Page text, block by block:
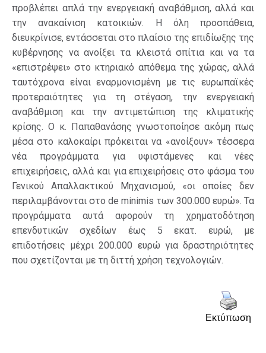
προβλέπει απλά την ενεργειακή αναβάθμιση, αλλά και
την ανακαίνιση κατοικιών. Η όλη προσπάθεια,
διευκρίνισε, εντάσσεται στο πλαίσιο της επιδίωξης της
κυβέρνησης να ανοίξει τα κλειστά σπίτια και να τα
«επιστρέψει» στο κτηριακό απόθεμα της χώρας, αλλά
ταυτόχρονα είναι εναρμονισμένη με τις ευρωπαϊκές
προτεραιότητες για τη στέγαση, την ενεργειακή
αναβάθμιση και την αντιμετώπιση της κλιματικής
κρίσης. Ο κ. Παπαθανάσης γνωστοποίησε ακόμη πως
μέσα στο καλοκαίρι πρόκειται να «ανοίξουν» τέσσερα
νέα προγράμματα για υφιστάμενες και νέες
επιχειρήσεις, αλλά και για επιχειρήσεις στο φάσμα του
Γενικού Απαλλακτικού Μηχανισμού, «οι οποίες δεν
περιλαμβάνονται στο de minimis των 300.000 ευρώ». Τα
προγράμματα αυτά αφορούν τη χρηματοδότηση
επενδυτικών σχεδίων έως 5 εκατ. ευρώ, με
επιδοτήσεις μέχρι 200.000 ευρώ για δραστηριότητες
που σχετίζονται με τη διττή χρήση τεχνολογιών.
Εκτύπωση